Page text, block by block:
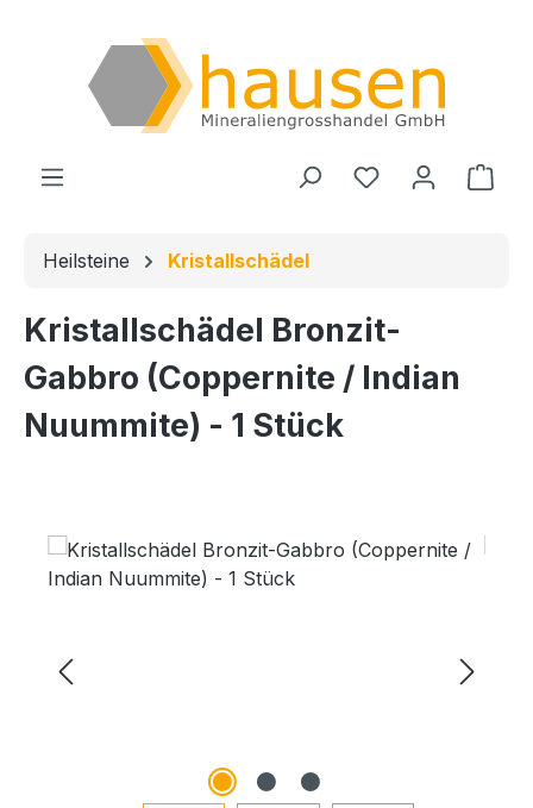
Du hast 0
Heilsteine Kristallschädel
Kristallschädel Bronzit-
Gabbro (Coppernite / Indian
Nuummite) - 1 Stück
Bildergalerie überspringen